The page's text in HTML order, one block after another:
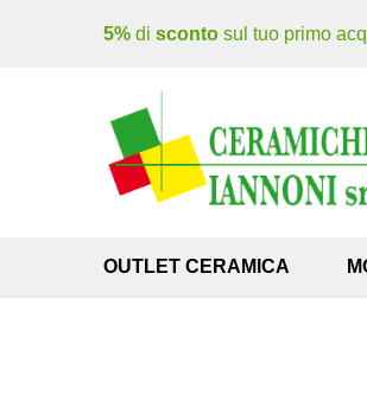
5% di sconto sul tuo primo
OUTLET CERAMICA